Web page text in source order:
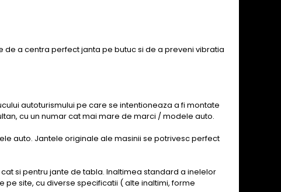
de a centra perfect janta pe butuc si de a preveni vibratia
autoturismului pe care se intentioneaza a fi montate
cu un numar cat mai mare de marci / modele auto.
auto. Jantele originale ale masinii se potrivesc perfect
si pentru jante de tabla. Inaltimea standard a inelelor
pe site, cu diverse specificatii ( alte inaltimi, forme